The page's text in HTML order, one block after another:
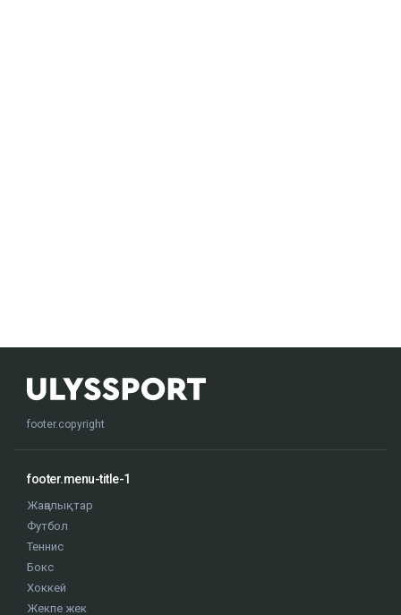
footer.copyright
footer.menu-title-1
Жаңалықтар
Футбол
Теннис
Бокс
Хоккей
Жекпе жек